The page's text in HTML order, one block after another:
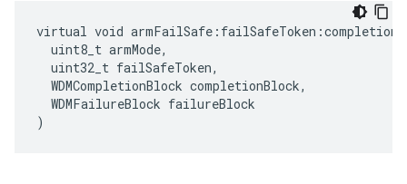
virtual void
  uint8_t armMode,
  uint32_t failSafeToken,
  WDMCompletionBlock completionBlock,
  WDMFailureBlock failureBlock
)